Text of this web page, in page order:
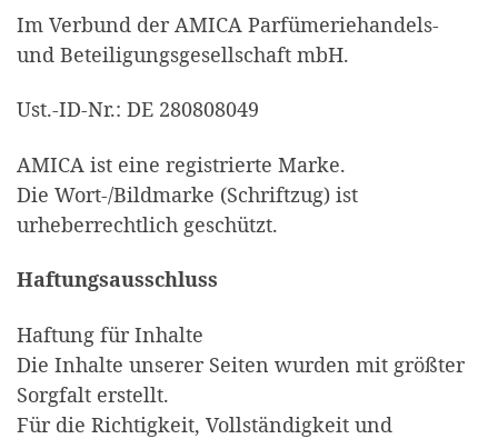
Im Verbund der AMICA Parfümeriehandels-
und Beteiligungsgesellschaft mbH.
Ust.-ID-Nr.: DE 280808049
AMICA ist eine registrierte Marke.
Die Wort-/Bildmarke (Schriftzug) ist
urheberrechtlich geschützt.
Haftungsausschluss
Haftung für Inhalte
Die Inhalte unserer Seiten wurden mit größter
Sorgfalt erstellt.
Für die Richtigkeit, Vollständigkeit und